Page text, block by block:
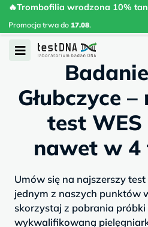
Skip
content
🔥Trombofilia wrodzona 10%
Promocja trwa do 17.08.
🔥Trombofilia wrodzona 10% taniej
Open
testdna.pl
Głubczyce
test
nawet w 4
Umów się na najszerszy
jednym z naszych punktów
skorzystaj z pobrania
wykwalifikowaną